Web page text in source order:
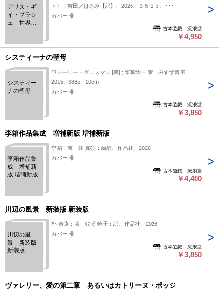
アリス・ギ
イ・ブラシ
ェ 世界初
ｎ〉；吉田／はるみ【訳】、2026、３５２ｐ、･･･
カバー 帯
古本遊戯 流浪堂
￥4,950
システィーナの聖母
システィー
ナの聖母
ワシーリー・グロスマン [著] ; 齋藤紘一 訳、みすず書房、
2015、388p、20cm
カバー 帯
古本遊戯 流浪堂
￥3,850
李箱作品集成 増補新版 増補新版
李箱作品集
成 増補新
版 増補新版
李箱：著 崔 真碩：編訳、作品社、2026
カバー 帯
古本遊戯 流浪堂
￥4,400
川辺の風景 新装版 新装版
川辺の風
景 新装版
新装版
朴 泰遠：著 牧瀬 暁子：訳、作品社、2026
カバー 帯
古本遊戯 流浪堂
￥3,850
ヴァレリー、愛の第二章 あるいはカトリーヌ・ポッジ